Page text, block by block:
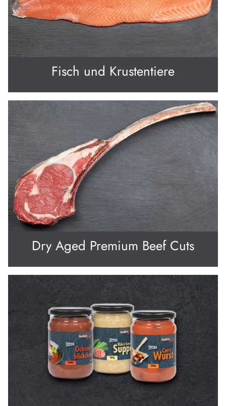
Fisch und Krustentiere
Dry Aged Premium Beef Cuts